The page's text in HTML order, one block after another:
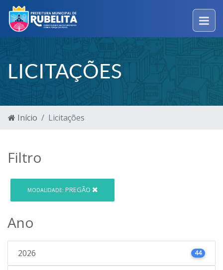
LICITAÇÕES
Início Licitações
Filtro
MODALIDADE: PREGÃO
Ano
2026 44